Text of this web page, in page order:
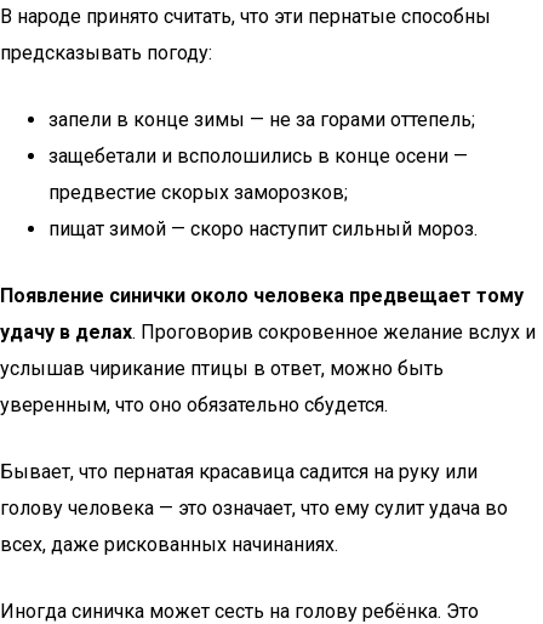
В народе принято считать, что эти пернатые способны
предсказывать погоду:
запели в конце зимы — не за горами оттепель;
защебетали и всполошились в конце осени —
предвестие скорых заморозков;
пищат зимой — скоро наступит сильный мороз.
Появление синички около человека предвещает тому
удачу в делах. Проговорив сокровенное желание вслух и
услышав чирикание птицы в ответ, можно быть
уверенным, что оно обязательно сбудется.
Бывает, что пернатая красавица садится на руку или
голову человека — это означает, что ему сулит удача во
всех, даже рискованных начинаниях.
Иногда синичка может сесть на голову ребёнка. Это